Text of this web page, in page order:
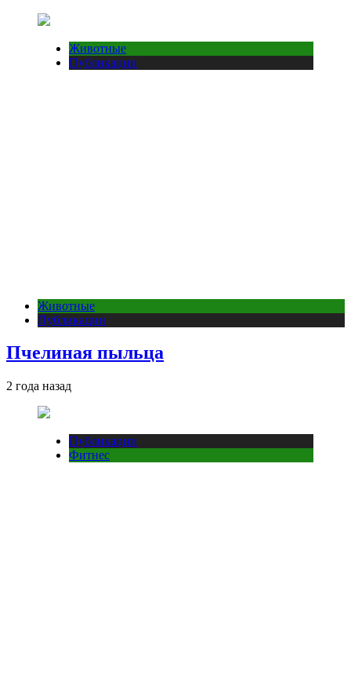
Животные
Публикации
Животные
Публикации
Пчелиная пыльца
2 года назад
Публикации
Фитнес